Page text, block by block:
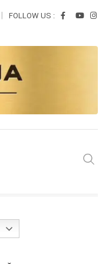
FOLLOW US :